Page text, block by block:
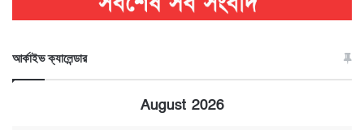
আর্কাইভ ক্যালেন্ডার
August 2026